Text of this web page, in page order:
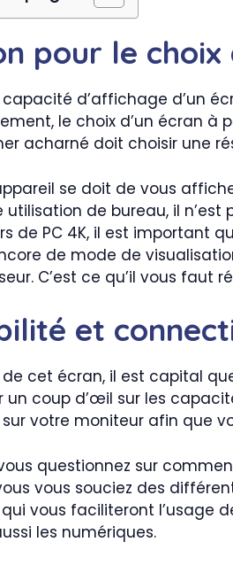
pour le choix
d’affichage d’un
le choix d’un écran
acharné doit choisir une
se doit de vous
utilisation de bureau, il
de PC 4K, il est important
de mode de
C’est ce qu’il vous faut
et
de cet écran, il est capital
un coup d’œil sur les
votre moniteur afin que
questionnez sur
vous souciez des
vous faciliteront l’usage
les numériques.